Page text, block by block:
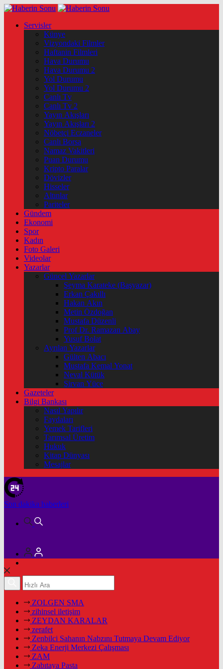
Servisler
Künye
Vizyondaki Filmler
Haftanin Filmleri
Hava Durumu
Hava Durumu 2
Yol Durumu
Yol Durumu 2
Canlı Tv
Canlı Tv 2
Yayın Akışları
Yayın Akışları 2
Nöbetçi Eczaneler
Canlı Borsa
Namaz Vakitleri
Puan Durumu
Kripto Paralar
Dövizler
Hisseler
Altınlar
Pariteler
Gündem
Ekonomi
Spor
Kadın
Foto Galeri
Videolar
Yazarlar
Güncel Yazarlar
Şeyma Karateke (Başyazar)
Erkan Çakıllı
Hakan Akın
Metin Özdoğan
Mustafa Düzenli
Prof Dr. Ramazan Abay
Yusuf Bolat
Ayrılan Yazarlar
Gülten Abacı
Mustafa Kemal Yonat
Neval Kütük
Şirvan Yüce
Gazeteler
Bilgi Bankası
Nasıl Yapılır
Faydaları
Yemek Tarifleri
Tarımsal Üretim
Hukuk
Kitap Dünyası
Mesajlar
Son dakika haberleri
ZOLGEN SMA
zihinsel iletişim
ZEYDAN KARALAR
zerafet
Zenbilci Sahanın Nabzını Tutmaya Devam Ediyor
Zeka Enerji Merkezi Çalışması
ZAM
Zabıtaya Pasta